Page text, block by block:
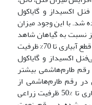
اکسیداز و گایاکول
شد. با این وجود میزان
نسبت به گیاهان شاهد
بطور معنی‌داری بیشتر بود. در شرایط قطع آبیاری تا 70% ظرفیت
اکسیداز و گایاکول
طارم‌هاشمی بیشتر
در رقم طارم‌هاشمی از
نعمت بیشتر بود. در شرایط قطع آبیاری تا %50 ظرفیت زراعی